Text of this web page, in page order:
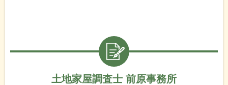
土地家屋調査士 前原事務所